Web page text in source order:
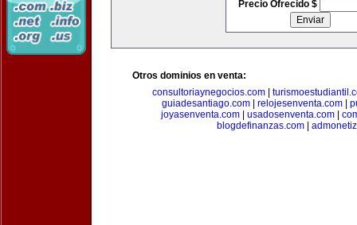
Precio Ofrecido $
Otros dominios en venta:
consultoriaynegocios.com
guiadesantiago.com| relojesenventa.com|
joyasenventa.com
usadosenventa.com
blogdefinanzas.com|